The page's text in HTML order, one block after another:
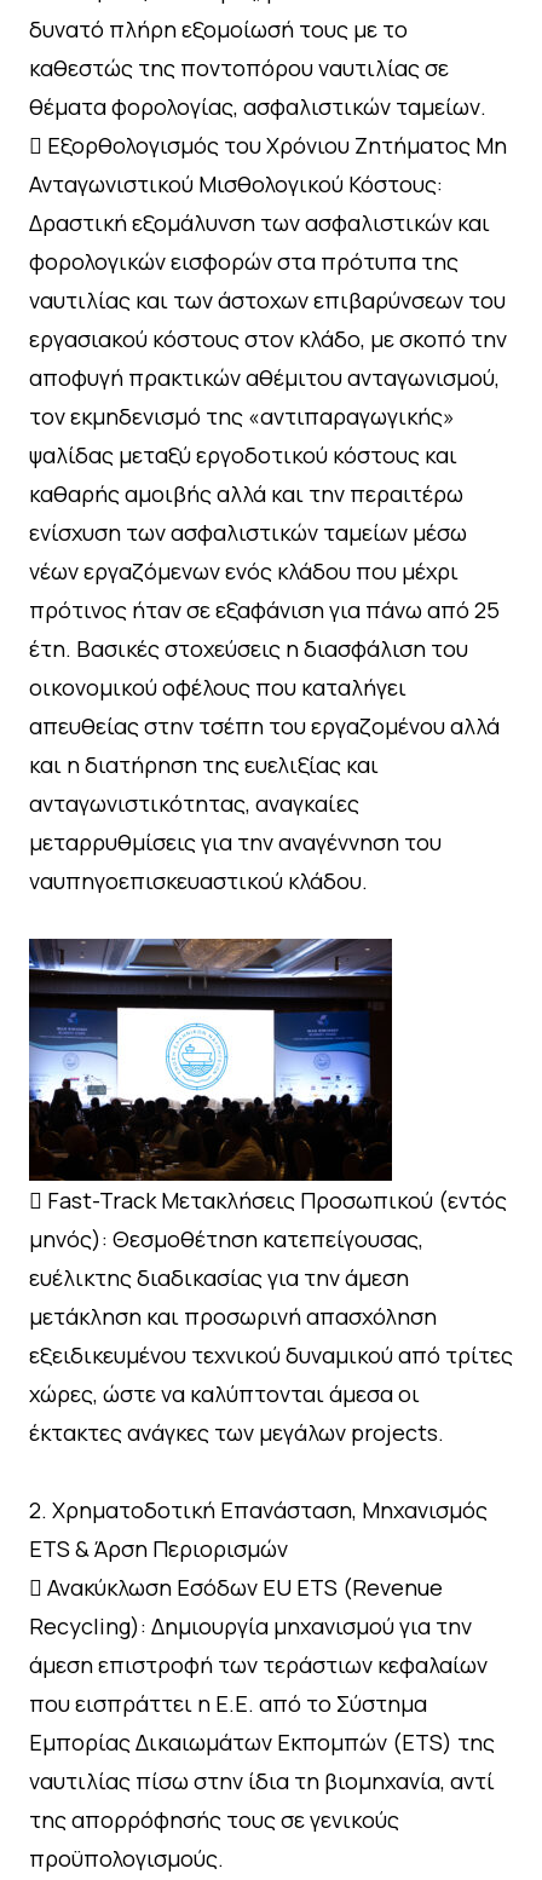
δυνατό πλήρη εξομοίωσή τους με το
καθεστώς της ποντοπόρου ναυτιλίας σε
θέματα φορολογίας, ασφαλιστικών ταμείων.
 Εξορθολογισμός του Χρόνιου Ζητήματος Μη
Ανταγωνιστικού Μισθολογικού Κόστους:
Δραστική εξομάλυνση των ασφαλιστικών και
φορολογικών εισφορών στα πρότυπα της
ναυτιλίας και των άστοχων επιβαρύνσεων του
εργασιακού κόστους στον κλάδο, με σκοπό την
αποφυγή πρακτικών αθέμιτου ανταγωνισμού,
τον εκμηδενισμό της «αντιπαραγωγικής»
ψαλίδας μεταξύ εργοδοτικού κόστους και
καθαρής αμοιβής αλλά και την περαιτέρω
ενίσχυση των ασφαλιστικών ταμείων μέσω
νέων εργαζόμενων ενός κλάδου που μέχρι
πρότινος ήταν σε εξαφάνιση για πάνω από 25
έτη. Βασικές στοχεύσεις η διασφάλιση του
οικονομικού οφέλους που καταλήγει
απευθείας στην τσέπη του εργαζομένου αλλά
και η διατήρηση της ευελιξίας και
ανταγωνιστικότητας, αναγκαίες
μεταρρυθμίσεις για την αναγέννηση του
ναυπηγοεπισκευαστικού κλάδου.
 Fast-Track Μετακλήσεις Προσωπικού (εντός
μηνός): Θεσμοθέτηση κατεπείγουσας,
ευέλικτης διαδικασίας για την άμεση
μετάκληση και προσωρινή απασχόληση
εξειδικευμένου τεχνικού δυναμικού από τρίτες
χώρες, ώστε να καλύπτονται άμεσα οι
έκτακτες ανάγκες των μεγάλων projects.
2. Χρηματοδοτική Επανάσταση, Μηχανισμός
ETS & Άρση Περιορισμών
 Ανακύκλωση Εσόδων EU ETS (Revenue
Recycling): Δημιουργία μηχανισμού για την
άμεση επιστροφή των τεράστιων κεφαλαίων
που εισπράττει η Ε.Ε. από το Σύστημα
Εμπορίας Δικαιωμάτων Εκπομπών (ETS) της
ναυτιλίας πίσω στην ίδια τη βιομηχανία, αντί
της απορρόφησής τους σε γενικούς
προϋπολογισμούς.